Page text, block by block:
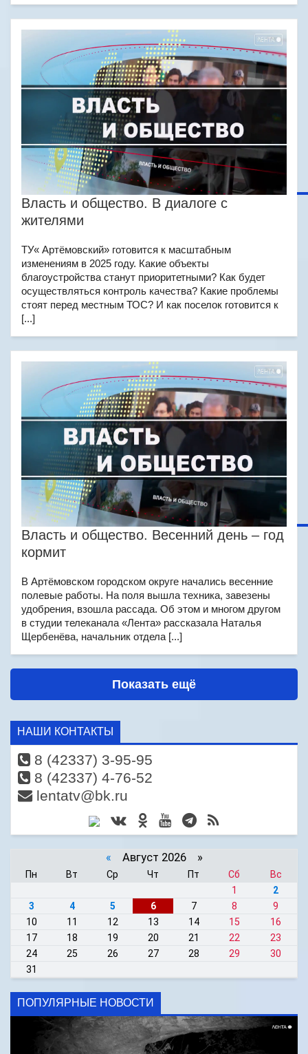
Власть и общество. В диалоге с
жителями
ТУ« Артёмовский» готовится к масштабным
изменениям в 2025 году. Какие объекты
благоустройства станут приоритетными? Как будет
осуществляться контроль качества? Какие проблемы
стоят перед местным ТОС? И как поселок готовится к
[...]
Власть и общество. Весенний день – год
кормит
В Артёмовском городском округе начались весенние
полевые работы. На поля вышла техника, завезены
удобрения, взошла рассада. Об этом и многом другом
в студии телеканала «Лента» рассказала Наталья
Щербенёва, начальник отдела [...]
Показать ещё
НАШИ КОНТАКТЫ
8 (42337) 3-95-95
8 (42337) 4-76-52
lentatv@bk.ru
« Август 2026 »
Пн Вт Ср Чт Пт Сб
Вс
1
2
3
4 5 6 7 8
9
10
11 12 13 14 15
16
17
18 19 20 21 22
23
24
25 26 27 28 29
30
31
ПОПУЛЯРНЫЕ НОВОСТИ